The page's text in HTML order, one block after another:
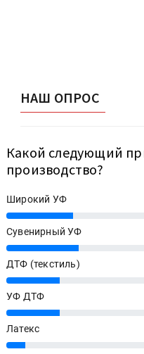
НАШ ОПРОС
Какой следующий
производство?
Широкий УФ
25%
Сувенирный УФ
27%
ДТФ (текстиль)
20%
УФ ДТФ
20%
Латекс
7%